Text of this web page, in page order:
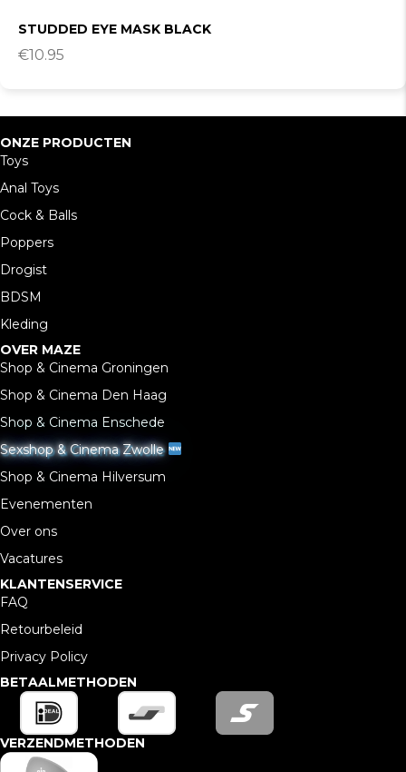
STUDDED EYE MASK BLACK
€10.95
ONZE PRODUCTEN
Toys
Anal Toys
Cock & Balls
Poppers
Drogist
BDSM
Kleding
OVER MAZE
Shop & Cinema Groningen
Shop & Cinema Den Haag
Shop & Cinema Enschede
Sexshop & Cinema Zwolle
Shop & Cinema Hilversum
Evenementen
Over ons
Vacatures
KLANTENSERVICE
FAQ
Retourbeleid
Privacy Policy
BETAALMETHODEN
VERZENDMETHODEN